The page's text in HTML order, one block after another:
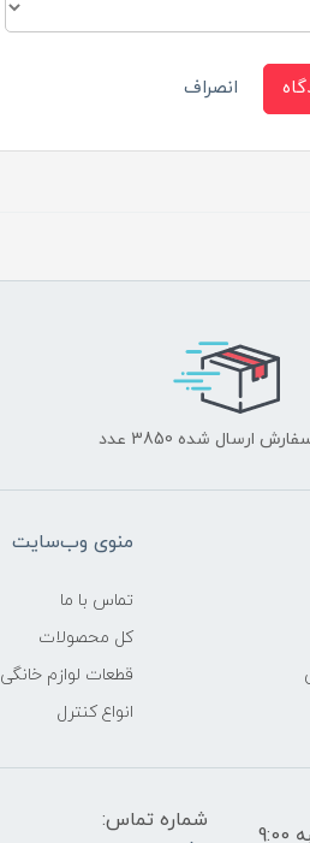
انصراف
ارسال شده 3850 عدد
منوی وب‌سایت
تماس با ما
کل محصولات
قطعات لوازم خانگی
انواع کنترل
شنبه تا پنج شنبه 9:00
شماره تماس: